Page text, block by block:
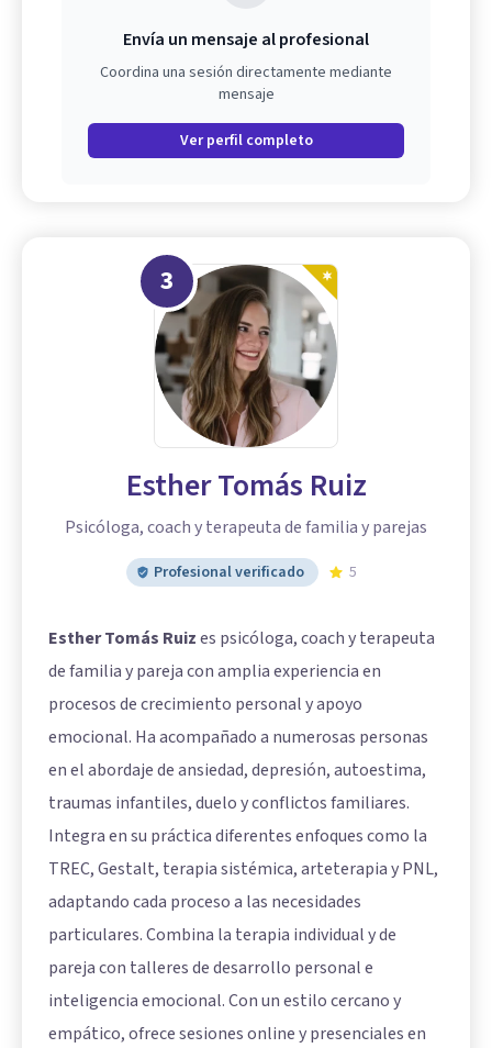
Envía un mensaje al profesional
Coordina una sesión directamente mediante
mensaje
Ver perfil completo
3
Esther Tomás Ruiz
Psicóloga, coach y terapeuta de familia y parejas
Profesional verificado 5
Esther Tomás Ruizes psicóloga, coach y terapeuta
de familia y pareja con amplia experiencia en
procesos de crecimiento personal y apoyo
emocional. Ha acompañado a numerosas personas
en el abordaje de ansiedad, depresión, autoestima,
traumas infantiles, duelo y conflictos familiares.
Integra en su práctica diferentes enfoques como la
TREC, Gestalt, terapia sistémica, arteterapia y PNL,
adaptando cada proceso a las necesidades
particulares. Combina la terapia individual y de
pareja con talleres de desarrollo personal e
inteligencia emocional. Con un estilo cercano y
empático, ofrece sesiones online y presenciales en